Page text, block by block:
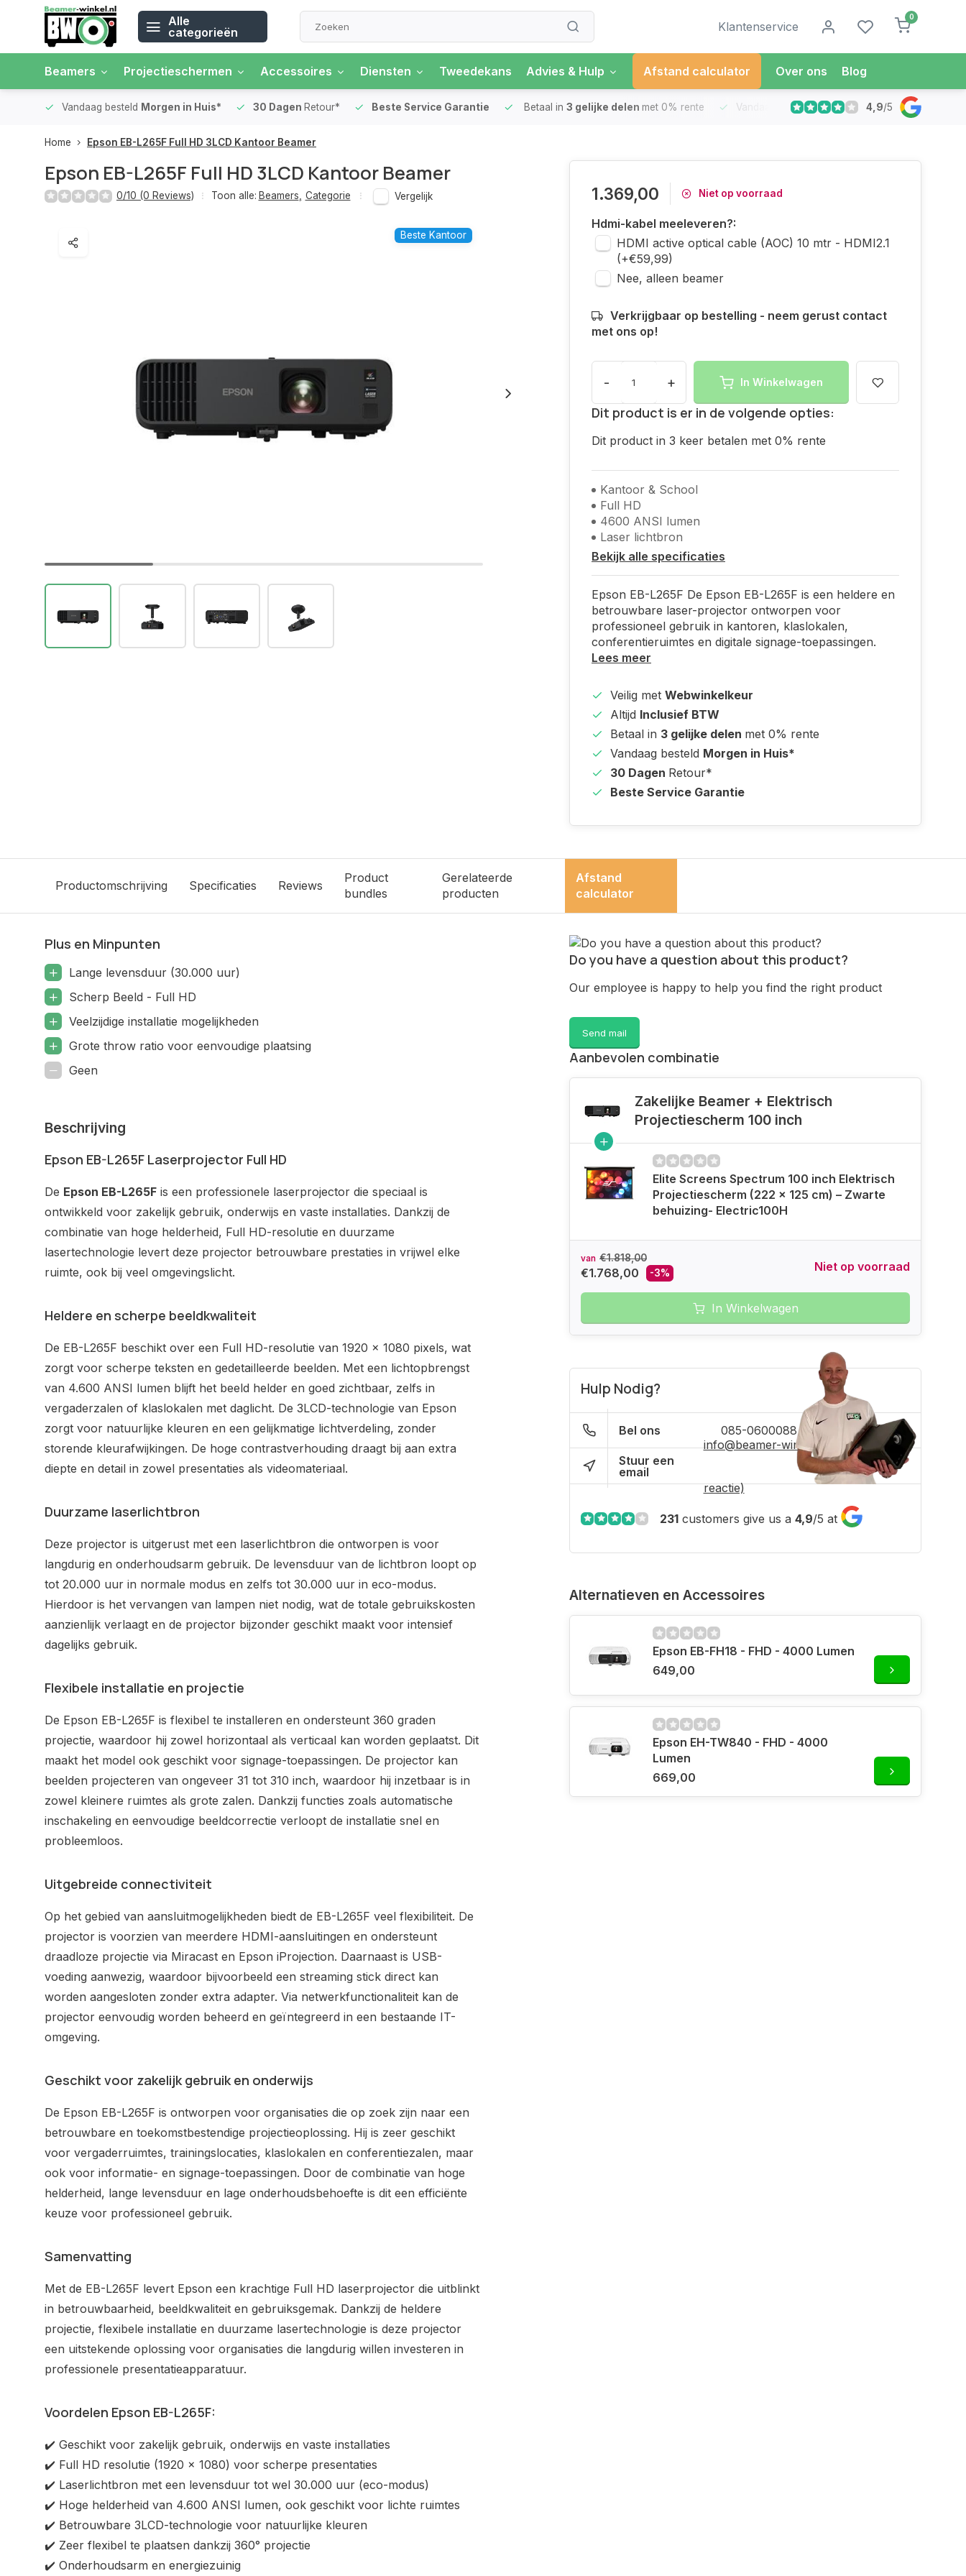
Alle
categorieën
Klantenservice
0
Beamers Projectieschermen Accessoires Diensten Tweedekans Advies & Hulp Afstand calculator Over ons Blog
Vandaag besteld Morgen in Huis* 30 Dagen Retour* Beste Service Garantie Betaal in 3 gelijke delen met 0% rente Vandaag besteldMorgen in Huis*
4,9/5
Home Epson EB-L265F Full HD 3LCD Kantoor Beamer
Epson EB-L265F Full HD 3LCD Kantoor Beamer
0/10 (0 Reviews) Toon alle: Beamers Categorie Vergelijk
Beste Kantoor
1.369,00 Niet op voorraad
Hdmi-kabel meeleveren?:
HDMI active optical cable (AOC) 10 mtr - HDMI2.1
(+€59,99)
Nee, alleen beamer
Verkrijgbaar op bestelling - neem gerust contact
met ons op!
- + In Winkelwagen
Dit product is er in de volgende opties:
Dit product in 3 keer betalen met 0% rente
Kantoor & School
Full HD
4600 ANSI lumen
Laser lichtbron
Bekijk alle specificaties
Epson EB-L265F De Epson EB-L265F is een heldere en
betrouwbare laser-projector ontworpen voor
professioneel gebruik in kantoren, klaslokalen,
conferentieruimtes en digitale signage-toepassingen.
Lees meer
Veilig met Webwinkelkeur
Altijd Inclusief BTW
Betaal in 3 gelijke delen met 0% rente
Vandaag besteld Morgen in Huis*
30 Dagen Retour*
Beste Service Garantie
Productomschrijving Specificaties Reviews
Product
bundles
Gerelateerde
producten
Afstand
calculator
Plus en Minpunten
Lange levensduur (30.000 uur)
Scherp Beeld - Full HD
Veelzijdige installatie mogelijkheden
Grote throw ratio voor eenvoudige plaatsing
Geen
Beschrijving
Epson EB-L265F Laserprojector Full HD
De Epson EB-L265F is een professionele laserprojector die speciaal is
ontwikkeld voor zakelijk gebruik, onderwijs en vaste installaties. Dankzij de
combinatie van hoge helderheid, Full HD-resolutie en duurzame
lasertechnologie levert deze projector betrouwbare prestaties in vrijwel elke
ruimte, ook bij veel omgevingslicht.
Heldere en scherpe beeldkwaliteit
De EB-L265F beschikt over een Full HD-resolutie van 1920 x 1080 pixels, wat
zorgt voor scherpe teksten en gedetailleerde beelden. Met een lichtopbrengst
van 4.600 ANSI lumen blijft het beeld helder en goed zichtbaar, zelfs in
vergaderzalen of klaslokalen met daglicht. De 3LCD-technologie van Epson
zorgt voor natuurlijke kleuren en een gelijkmatige lichtverdeling, zonder
storende kleurafwijkingen. De hoge contrastverhouding draagt bij aan extra
diepte en detail in zowel presentaties als videomateriaal.
Duurzame laserlichtbron
Deze projector is uitgerust met een laserlichtbron die ontworpen is voor
langdurig en onderhoudsarm gebruik. De levensduur van de lichtbron loopt op
tot 20.000 uur in normale modus en zelfs tot 30.000 uur in eco-modus.
Hierdoor is het vervangen van lampen niet nodig, wat de totale gebruikskosten
aanzienlijk verlaagt en de projector bijzonder geschikt maakt voor intensief
dagelijks gebruik.
Flexibele installatie en projectie
De Epson EB-L265F is flexibel te installeren en ondersteunt 360 graden
projectie, waardoor hij zowel horizontaal als verticaal kan worden geplaatst. Dit
maakt het model ook geschikt voor signage-toepassingen. De projector kan
beelden projecteren van ongeveer 31 tot 310 inch, waardoor hij inzetbaar is in
zowel kleinere ruimtes als grote zalen. Dankzij functies zoals automatische
inschakeling en eenvoudige beeldcorrectie verloopt de installatie snel en
probleemloos.
Uitgebreide connectiviteit
Op het gebied van aansluitmogelijkheden biedt de EB-L265F veel flexibiliteit. De
projector is voorzien van meerdere HDMI-aansluitingen en ondersteunt
draadloze projectie via Miracast en Epson iProjection. Daarnaast is USB-
voeding aanwezig, waardoor bijvoorbeeld een streaming stick direct kan
worden aangesloten zonder extra adapter. Via netwerkfunctionaliteit kan de
projector eenvoudig worden beheerd en geïntegreerd in een bestaande IT-
omgeving.
Geschikt voor zakelijk gebruik en onderwijs
De Epson EB-L265F is ontworpen voor organisaties die op zoek zijn naar een
betrouwbare en toekomstbestendige projectieoplossing. Hij is zeer geschikt
voor vergaderruimtes, trainingslocaties, klaslokalen en conferentiezalen, maar
ook voor informatie- en signage-toepassingen. Door de combinatie van hoge
helderheid, lange levensduur en lage onderhoudsbehoefte is dit een efficiënte
keuze voor professioneel gebruik.
Samenvatting
Met de EB-L265F levert Epson een krachtige Full HD laserprojector die uitblinkt
in betrouwbaarheid, beeldkwaliteit en gebruiksgemak. Dankzij de heldere
projectie, flexibele installatie en duurzame lasertechnologie is deze projector
een uitstekende oplossing voor organisaties die langdurig willen investeren in
professionele presentatieapparatuur.
Voordelen Epson EB-L265F:
✔️ Geschikt voor zakelijk gebruik, onderwijs en vaste installaties
✔️ Full HD resolutie (1920 x 1080) voor scherpe presentaties
✔️ Laserlichtbron met een levensduur tot wel 30.000 uur (eco-modus)
✔️ Hoge helderheid van 4.600 ANSI lumen, ook geschikt voor lichte ruimtes
✔️ Betrouwbare 3LCD-technologie voor natuurlijke kleuren
✔️ Zeer flexibel te plaatsen dankzij 360° projectie
✔️ Onderhoudsarm en energiezuinig
Do you have a question about this product?
Our employee is happy to help you find the right product
Send mail
Aanbevolen combinatie
Zakelijke Beamer + Elektrisch
Projectiescherm 100 inch
Elite Screens Spectrum 100 inch Elektrisch
Projectiescherm (222 x 125 cm) – Zwarte
behuizing- Electric100H
van €1.818,00
€1.768,00 -3% Niet op voorraad
In Winkelwagen
Hulp Nodig?
Bel ons 085-0600088
Stuur een
email
info@beamer-winkel.nl (binnen 4 uur
reactie)
231 customers give us a 4,9/5 at
Alternatieven en Accessoires
Epson EB-FH18 - FHD - 4000 Lumen
649,00
Epson EH-TW840 - FHD - 4000
Lumen
669,00